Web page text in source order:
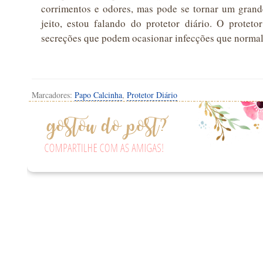
corrimentos e odores, mas pode se tornar um
jeito, estou falando do protetor diário. O
secreções que podem ocasionar infecções que
Marcadores: Papo Calcinha, Protetor Diário